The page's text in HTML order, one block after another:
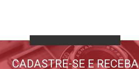
CADASTRE-SE E RECEBA